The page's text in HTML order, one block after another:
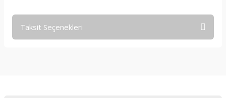
Taksit Seçenekleri